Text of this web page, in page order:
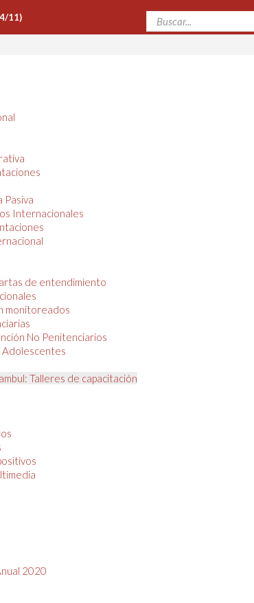
11)
Pasiva
Internacionales
de entendimiento
monitoreados
No Penitenciarios
Adolescentes
Talleres de capacitación
2020